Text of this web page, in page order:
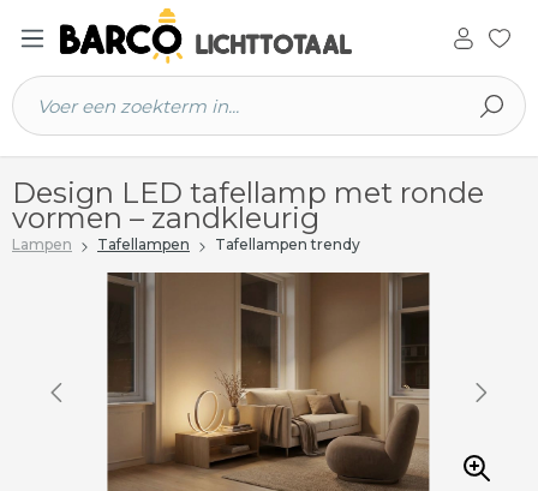
hoofdinhoud
Design LED tafellamp met ronde
vormen – zandkleurig
Lampen Tafellampen Tafellampen trendy